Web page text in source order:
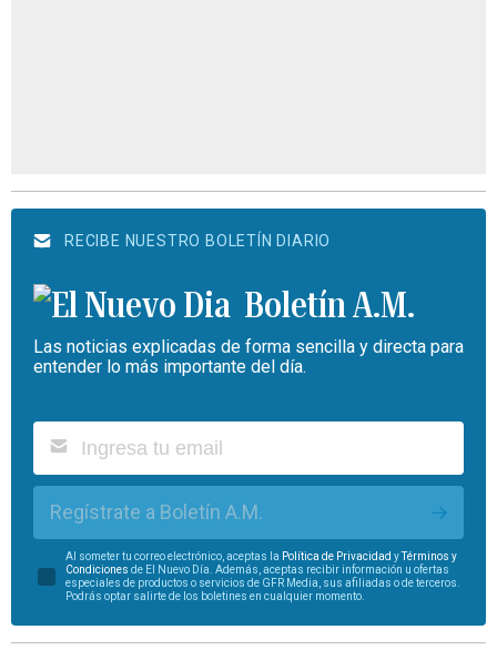
RECIBE NUESTRO BOLETÍN DIARIO
Boletín A.M.
Las noticias explicadas de forma sencilla y directa para
entender lo más importante del día.
Regístrate a Boletín A.M.
Al someter tu correo electrónico, aceptas la Política de Privacidad yTérminos y
Condiciones de El Nuevo Día. Además, aceptas recibir información u ofertas
especiales de productos o servicios de GFR Media, sus afiliadas o de terceros.
Podrás optar salirte de los boletines en cualquier momento.